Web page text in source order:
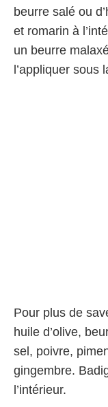
beurre salé ou
et romarin à
un beurre
l’appliquer sous
Pour plus de
huile d’olive,
sel, poivre,
gingembre.
l’intérieur.